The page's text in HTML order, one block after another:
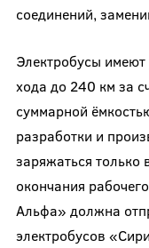
соединений,
Электробусы
хода до 240 км за
суммарной
разработки и
заряжаться только
окончания
Альфа» должна
электробусов